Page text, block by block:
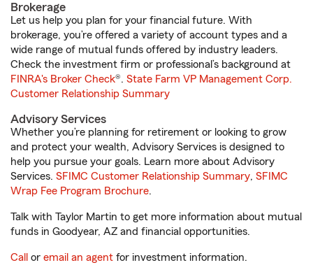
Brokerage
Let us help you plan for your financial future. With
brokerage, you’re offered a variety of account types and a
wide range of mutual funds offered by industry leaders.
Check the investment firm or professional’s background at
FINRA's Broker Check®. State Farm VP Management Corp.
Customer Relationship Summary
Advisory Services
Whether you’re planning for retirement or looking to grow
and protect your wealth, Advisory Services is designed to
help you pursue your goals. Learn more about Advisory
Services. SFIMC Customer Relationship Summary, SFIMC
Wrap Fee Program Brochure.
Talk with Taylor Martin to get more information about mutual
funds in Goodyear, AZ and financial opportunities.
Call or email an agent for investment information.